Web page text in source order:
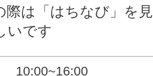
は「はちなび」を
いです
10:00~16:00